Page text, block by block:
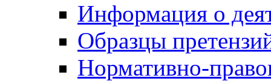
Информация о
Образцы
Нормативно-